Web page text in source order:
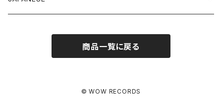
商品一覧に戻る
© WOW RECORDS